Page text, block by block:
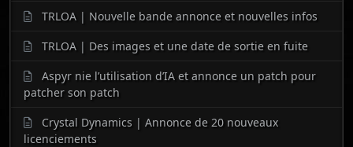
TRLOA | Nouvelle bande annonce et nouvelles infos
TRLOA | Des images et une date de sortie en fuite
Aspyr nie l’utilisation d’IA et annonce un patch pour
patcher son patch
Crystal Dynamics | Annonce de 20 nouveaux
licenciements